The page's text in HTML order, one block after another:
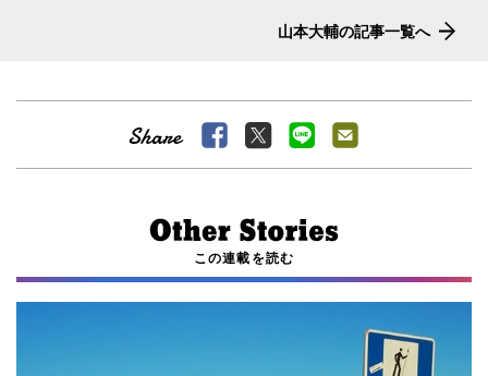
山本大輔の記事一覧へ
この連載を読む